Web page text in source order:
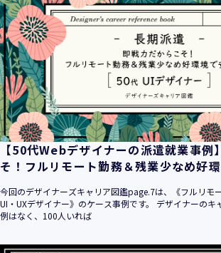
【50代Webデザイナーの派遣就業事例
そ！フルリモート勤務＆残業少なめ好
今回のデザイナーズキャリア図鑑page.7は、《フルリモ
UI・UXデザイナー》のケース事例です。 デザイナーのキ
例はなく、100人いれば